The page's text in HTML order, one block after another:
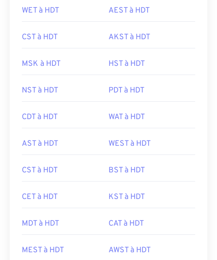
WET à HDT AEST à HDT
CST à HDT AKST à HDT
MSK à HDT HST à HDT
NST à HDT PDT à HDT
CDT à HDT WAT à HDT
AST à HDT WEST à HDT
CST à HDT BST à HDT
CET à HDT KST à HDT
MDT à HDT CAT à HDT
MEST à HDT AWST à HDT